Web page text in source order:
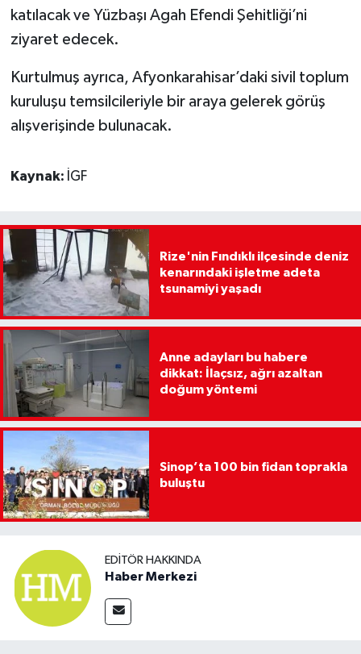
katılacak ve Yüzbaşı Agah Efendi Şehitliği’ni
ziyaret edecek.
Kurtulmuş ayrıca, Afyonkarahisar’daki sivil toplum
kuruluşu temsilcileriyle bir araya gelerek görüş
alışverişinde bulunacak.
Kaynak: İGF
Rize'nin Fındıklı ilçesinde deniz
kenarındaki işletme adeta
tsunamiyi yaşadı
Anne adayları bu habere
dikkat: İlaçsız, ağrı azaltan
doğum yöntemi
Sinop’ta 100 bin fidan toprakla
buluştu
EDITÖR HAKKINDA
Haber Merkezi